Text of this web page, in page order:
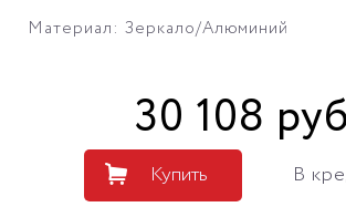
Материал: Зеркало/Алюминий
30 108 руб
Купить В